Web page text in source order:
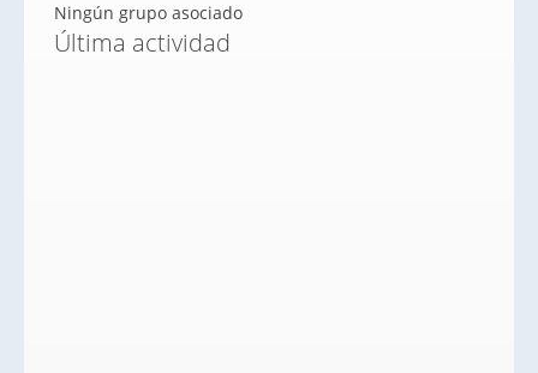
Ningún grupo asociado
Última actividad